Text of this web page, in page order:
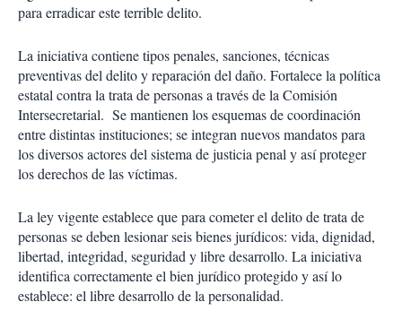
para erradicar este terrible delito.
La iniciativa contiene tipos penales, sanciones, técnicas
preventivas del delito y reparación del daño. Fortalece la política
estatal contra la trata de personas a través de la Comisión
Intersecretarial. Se mantienen los esquemas de coordinación
entre distintas instituciones; se integran nuevos mandatos para
los diversos actores del sistema de justicia penal y así proteger
los derechos de las víctimas.
La ley vigente establece que para cometer el delito de trata de
personas se deben lesionar seis bienes jurídicos: vida, dignidad,
libertad, integridad, seguridad y libre desarrollo. La iniciativa
identifica correctamente el bien jurídico protegido y así lo
establece: el libre desarrollo de la personalidad.